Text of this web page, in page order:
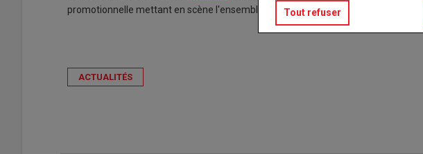
promotionnelle mettant en scène l'ensemble des jeunes agriculteurs
ACTUALITÉS
Tout refuser